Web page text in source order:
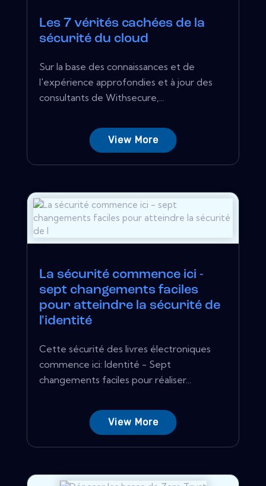
Les 7 vérités cachées de la
sécurité du cloud
Sur la base des connaissances et de
l'expérience approfondies et à jour des
consultants de Withsecure,...
View More
La sécurité commence ici -
sept changements faciles
pour atteindre la sécurité de
l'identité
Cette sécurité des livres électroniques
commence ici: Identité - Sept
changements faciles pour réaliser...
View More